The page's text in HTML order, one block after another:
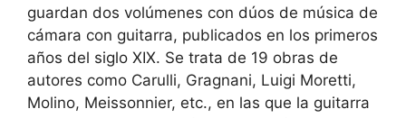
guardan dos volúmenes con dúos de música de
cámara con guitarra, publicados en los primeros
años del siglo XIX. Se trata de 19 obras de
autores como Carulli, Gragnani, Luigi Moretti,
Molino, Meissonnier, etc., en las que la guitarra